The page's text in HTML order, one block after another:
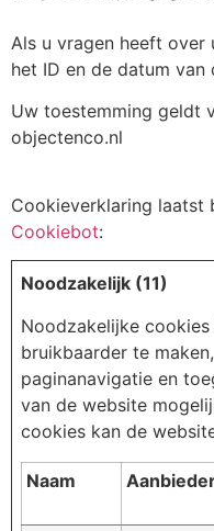
Als u vragen heeft over
het ID en de datum
Uw toestemming geldt
objectenco.nl
Cookieverklaring
Cookiebot:
Noodzakelijk (11)
Noodzakelijke
bruikbaarder te
paginanavigatie en
van de website
cookies kan de
Naam